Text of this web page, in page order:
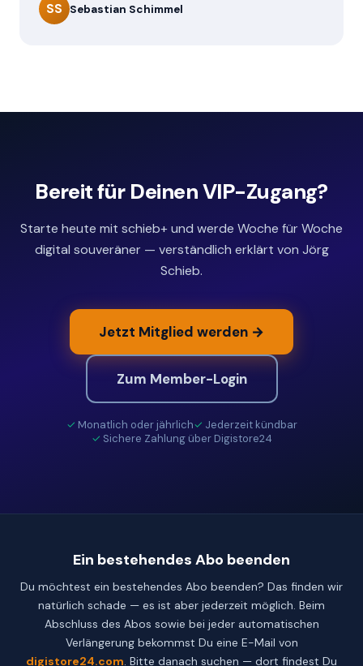
SS Sebastian Schimmel
Bereit für Deinen VIP-Zugang?
Starte heute mit schieb+ und werde Woche für Woche
digital souveräner — verständlich erklärt von Jörg
Schieb.
Jetzt Mitglied werden →
Zum Member-Login
Monatlich oder jährlich
Jederzeit kündbar
Sichere Zahlung über Digistore24
Ein bestehendes Abo beenden
Du möchtest ein bestehendes Abo beenden? Das finden wir
natürlich schade — es ist aber jederzeit möglich. Beim
Abschluss des Abos sowie bei jeder automatischen
Verlängerung bekommst Du eine E-Mail von
digistore24.com. Bitte danach suchen — dort findest Du